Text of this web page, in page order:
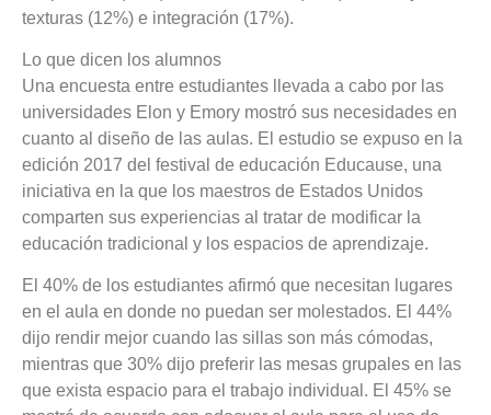
texturas (12%) e integración (17%).
Lo que dicen los alumnos
Una encuesta entre estudiantes llevada a cabo por las
universidades Elon y Emory mostró sus necesidades en
cuanto al diseño de las aulas. El estudio se expuso en la
edición 2017 del festival de educación Educause, una
iniciativa en la que los maestros de Estados Unidos
comparten sus experiencias al tratar de modificar la
educación tradicional y los espacios de aprendizaje.
El 40% de los estudiantes afirmó que necesitan lugares
en el aula en donde no puedan ser molestados. El 44%
dijo rendir mejor cuando las sillas son más cómodas,
mientras que 30% dijo preferir las mesas grupales en las
que exista espacio para el trabajo individual. El 45% se